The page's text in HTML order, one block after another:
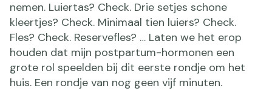
nemen. Luiertas? Check. Drie setjes schone
kleertjes? Check. Minimaal tien luiers? Check.
Fles? Check. Reservefles? … Laten we het erop
houden dat mijn postpartum-hormonen een
grote rol speelden bij dit eerste rondje om het
huis. Een rondje van nog geen vijf minuten.